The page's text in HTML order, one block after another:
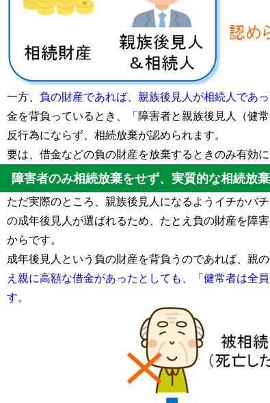
一方、 負の財産であれば、親族後見人が相続人であ
金を背負っているとき、「障害者と親族後見人（健
反行為にならず、相続放棄が認められます。
要は、借金などの負の財産を放棄するときのみ有効に
障害者のみ相続放棄をせず、実質的な相続放
ただ実際のところ、親族後見人になるようイチかバ
の成年後見人が選ばれるため、たとえ負の財産を障
からです。
成年後見人という負の財産を背負うのであれば、親
え親に高額な借金があったとしても、「健常者は全
す。